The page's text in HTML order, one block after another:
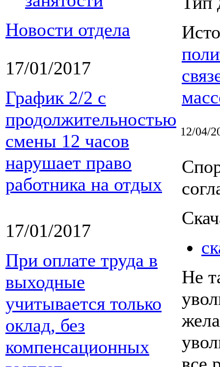
Новости отдела
17/01/2017
График 2/2 с
продолжительностью
смены 12 часов
нарушает право
работника на отдых
17/01/2017
При оплате труда в
выходные
учитывается только
оклад, без
компенсационных
12/04/
Не